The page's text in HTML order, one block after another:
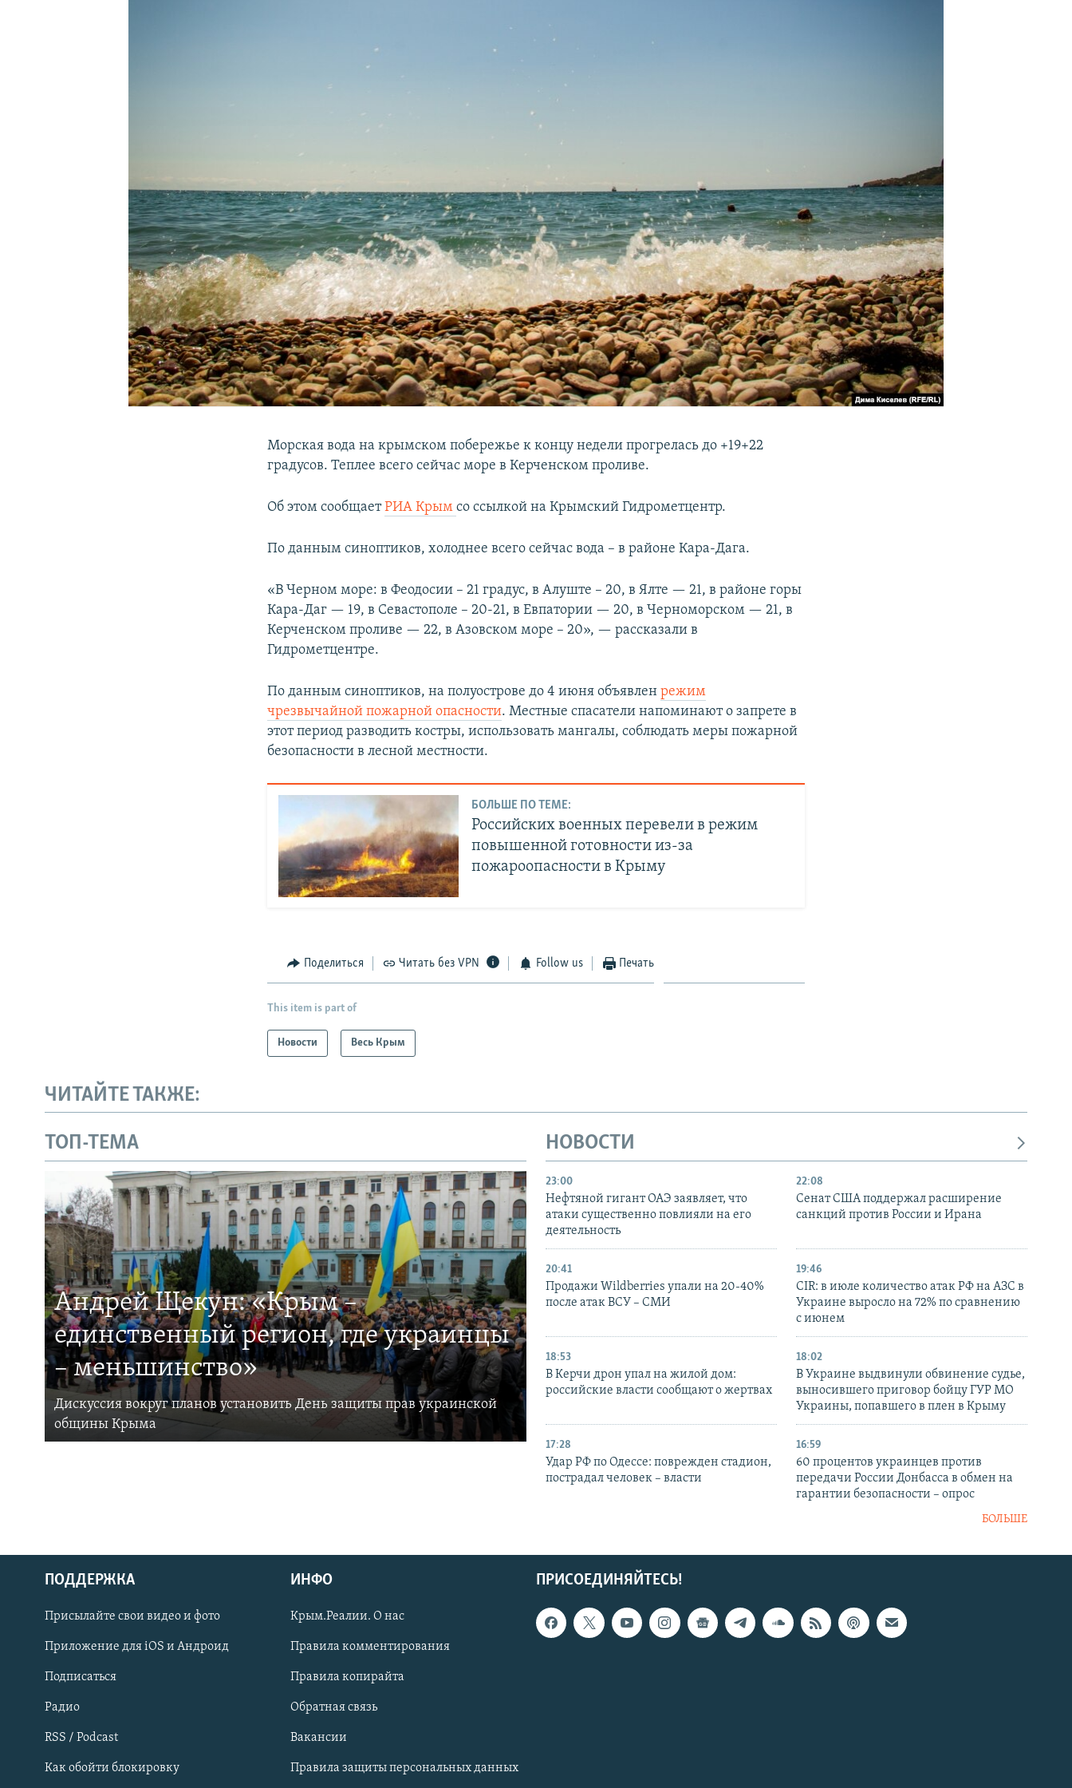
Українською
Qırımtatar
ПРИСОЕДИНЯЙТЕСЬ!
Морская вода на крымском побережье к концу недели прогрелась до +19+22
градусов. Теплее всего сейчас море в Керченском проливе.
Об этом сообщаетРИА Крымсо ссылкой на Крымский Гидрометцентр.
По данным синоптиков, холоднее всего сейчас вода – в районе Кара-Дага.
«В Черном море: в Феодосии – 21 градус, в Алуште – 20, в Ялте — 21, в районе горы
Кара-Даг — 19, в Севастополе – 20-21, в Евпатории — 20, в Черноморском — 21, в
Керченском проливе — 22, в Азовском море – 20», — рассказали в
Гидрометцентре.
По данным синоптиков, на полуострове до 4 июня объявленрежим
чрезвычайной пожарной опасности. Местные спасатели напоминают о запрете в
этот период разводить костры, использовать мангалы, соблюдать меры пожарной
безопасности в лесной местности.
БОЛЬШЕ ПО ТЕМЕ:
Российских военных перевели в режим
повышенной готовности из-за
пожароопасности в Крыму
Поделиться Читать без VPN Follow us Печать
This item is part of
Новости Весь Крым
ЧИТАЙТЕ ТАКЖЕ:
ТОП-ТЕМА
Андрей Щекун: «Крым –
единственный регион, где украинцы
– меньшинство»
Дискуссия вокруг планов установить День защиты прав украинской
общины Крыма
НОВОСТИ
23:00
Нефтяной гигант ОАЭ заявляет, что
атаки существенно повлияли на его
деятельность
22:08
Сенат США поддержал расширение
санкций против России и Ирана
20:41
Продажи Wildberries упали на 20-40%
после атак ВСУ – СМИ
19:46
CIR: в июле количество атак РФ на АЗС в
Украине выросло на 72% по сравнению
с июнем
18:53
В Керчи дрон упал на жилой дом:
российские власти сообщают о жертвах
18:02
В Украине выдвинули обвинение судье,
выносившего приговор бойцу ГУР МО
Украины, попавшего в плен в Крыму
17:28
Удар РФ по Одессе: поврежден стадион,
пострадал человек – власти
16:59
60 процентов украинцев против
передачи России Донбасса в обмен на
гарантии безопасности – опрос
БОЛЬШЕ
ПРИСОЕДИНЯЙТЕСЬ!
ПОДДЕРЖКА
Присылайте свои видео и фото
Приложение для iOS и Андроид
Подписаться
Радио
RSS / Podcast
Как обойти блокировку
ИНФО
Крым.Реалии. О нас
Правила комментирования
Правила копирайта
Обратная связь
Вакансии
Правила защиты персональных данных